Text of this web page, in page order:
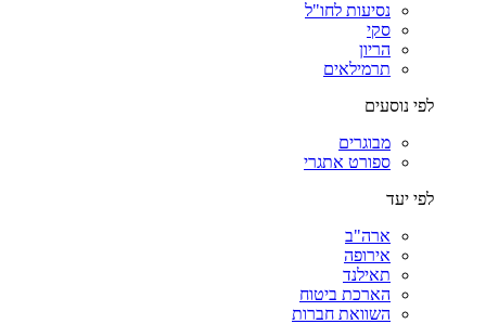
נסיעות לחו"ל
סקי
הריון
תרמילאים
לפי נוסעים
מבוגרים
ספורט אתגרי
לפי יעד
ארה"ב
אירופה
תאילנד
הארכת ביטוח
השוואת חברות